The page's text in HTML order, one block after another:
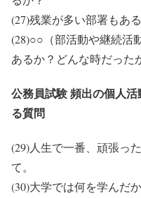
(27)残業が多い部署もあ
(28)○○（部活動や継続活
あるか？どんな時だった
公務員試験 頻出の個人
る質問
(29)人生で一番、頑張っ
て。
(30)大学では何を学んだ